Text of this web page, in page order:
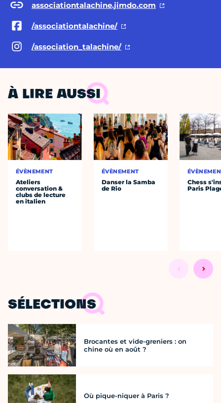
associationtalachine.jimdo.com
/associationtalachine/
/association_talachine/
À LIRE AUSSI
ÉVÈNEMENT
Ateliers
conversation &
clubs de lecture
en italien
ÉVÈNEMENT
Danser la Samba
de Rio
Chess
Paris
SÉLECTIONS
Brocantes et vide-greniers : on
chine où en août ?
Où pique-niquer à Paris ?